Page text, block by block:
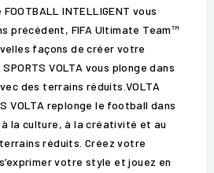
INTELLIGENT vous
précédent, FIFA Ultimate Team™
façons de créer votre
VOLTA vous plonge dans
des terrains réduits.VOLTA
VOLTA replonge le football dans
la culture, à la créativité et au
réduits. Créez votre
votre style et jouez en